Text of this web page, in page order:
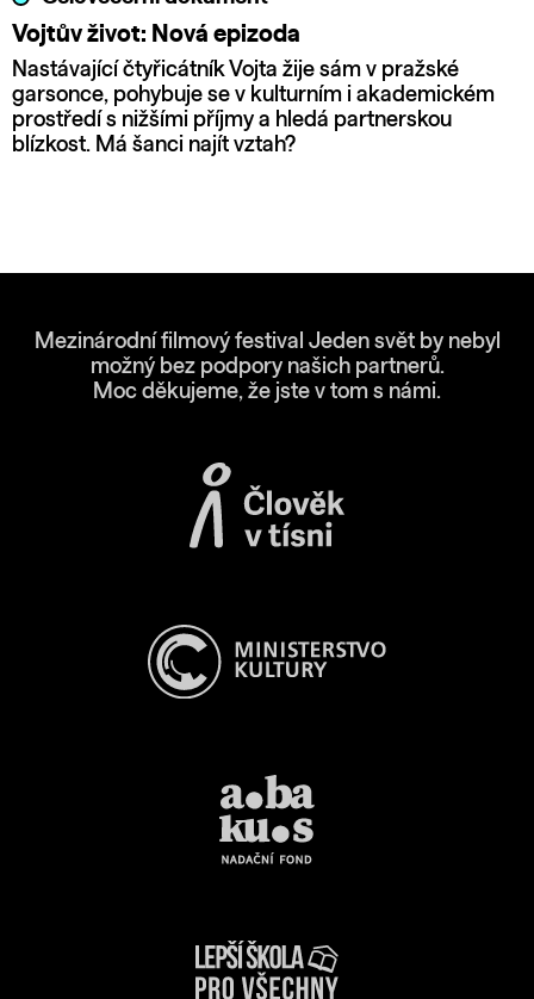
Vojtův život: Nová epizoda
Nastávající čtyřicátník Vojta žije sám v pražské
garsonce, pohybuje se v kulturním i akademickém
prostředí s nižšími příjmy a hledá partnerskou
blízkost. Má šanci najít vztah?
Mezinárodní filmový festival Jeden svět by nebyl
možný bez podpory našich partnerů.
Moc děkujeme, že jste v tom s námi.